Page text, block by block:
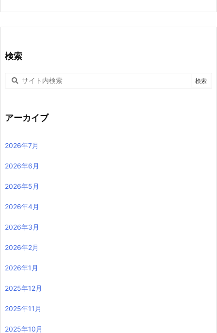
検索
アーカイブ
2026年7月
2026年6月
2026年5月
2026年4月
2026年3月
2026年2月
2026年1月
2025年12月
2025年11月
2025年10月